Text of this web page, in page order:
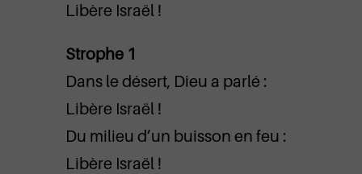
Libère Israël !
Strophe 1
Dans le désert, Dieu a parlé :
Libère Israël !
Du milieu d’un buisson en feu :
Libère Israël !